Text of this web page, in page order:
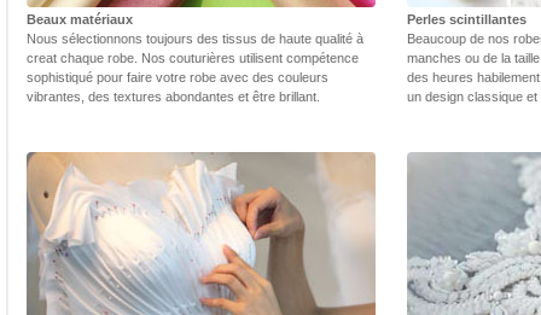
Beaux matériaux
Nous sélectionnons toujours des tissus de haute qualité à
creat chaque robe. Nos couturières utilisent compétence
sophistiqué pour faire votre robe avec des couleurs
vibrantes, des textures abondantes et être brillant.
Perles scintillantes
Beaucoup de nos
manches ou de la
des heures
un design classique